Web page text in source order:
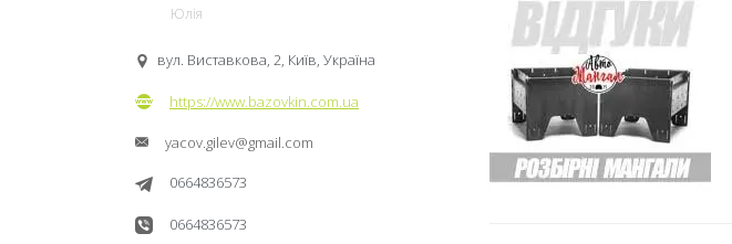
Юлія
вул. Виставкова, 2, Київ, Україна
https://www.bazovkin.com.ua
yacov.gilev@gmail.com
0664836573
0664836573